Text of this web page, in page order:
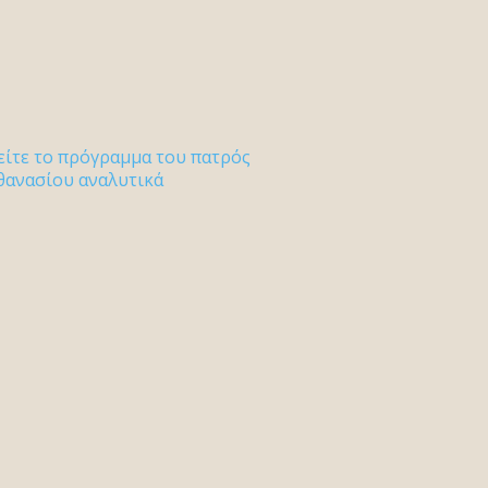
το πρόγραμμα του πατρός
αναλυτικά